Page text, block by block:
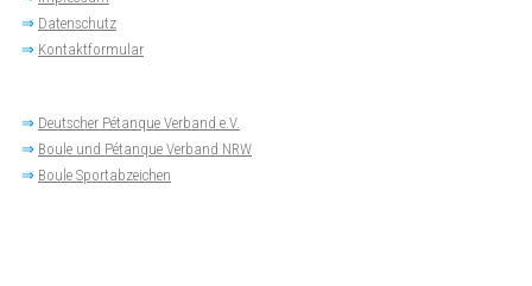
⇒ Datenschutz
⇒ Kontaktformular
⇒ Deutscher Pétanque Verband e.V.
⇒ Boule und Pétanque Verband NRW
⇒ Boule Sportabzeichen